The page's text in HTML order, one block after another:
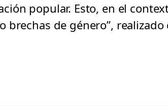
popular. Esto, en el
brechas de género”, realizado